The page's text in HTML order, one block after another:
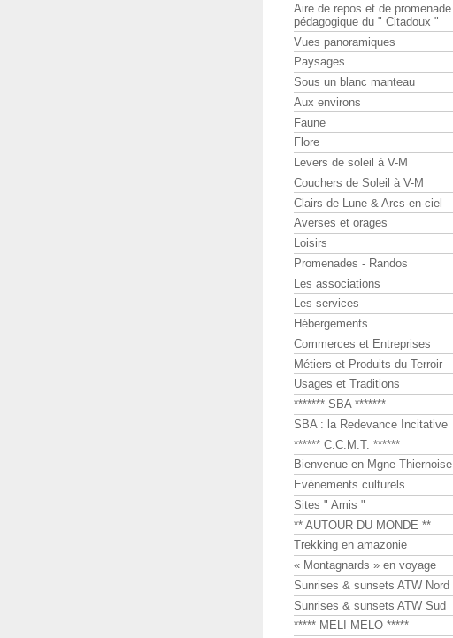
Aire de repos et de promenade
pédagogique du " Citadoux "
Vues panoramiques
Paysages
Sous un blanc manteau
Aux environs
Faune
Flore
Levers de soleil à V-M
Couchers de Soleil à V-M
Clairs de Lune & Arcs-en-ciel
Averses et orages
Loisirs
Promenades - Randos
Les associations
Les services
Hébergements
Commerces et Entreprises
Métiers et Produits du Terroir
Usages et Traditions
******* SBA *******
SBA : la Redevance Incitative
****** C.C.M.T. ******
Bienvenue en Mgne-Thiernoise
Evénements culturels
Sites " Amis "
** AUTOUR DU MONDE **
Trekking en amazonie
« Montagnards » en voyage
Sunrises & sunsets ATW Nord
Sunrises & sunsets ATW Sud
***** MELI-MELO *****